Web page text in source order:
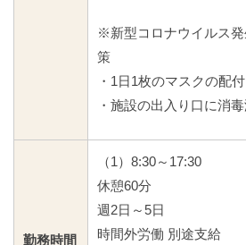
※新型コロナウイルス
策
・1日1枚のマスクの配付
・施設の出入り口に消
勤務時間
（1）8:30～17:30
休憩60分
週2日～5日
時間外労働 別途支給